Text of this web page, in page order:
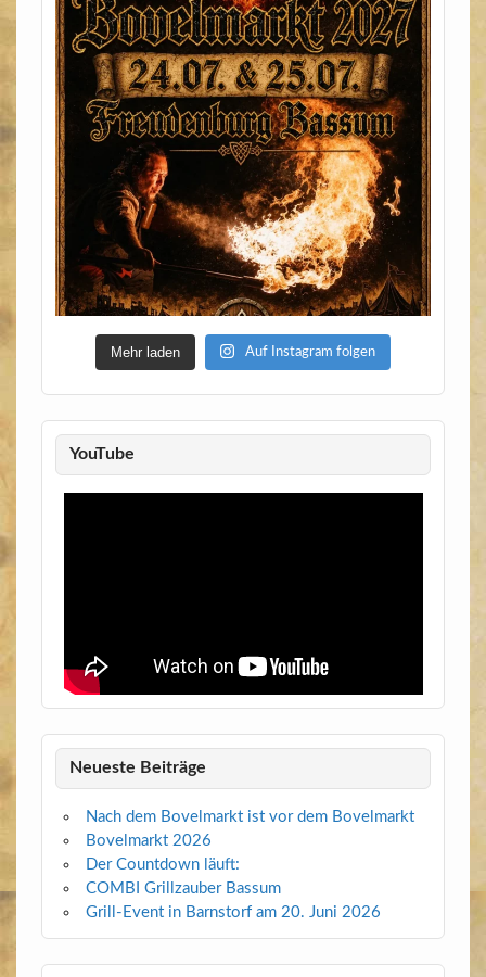
Mehr laden Auf Instagram folgen
YouTube
Neueste Beiträge
Nach dem Bovelmarkt ist vor dem Bovelmarkt
Bovelmarkt 2026
Der Countdown läuft:
COMBI Grillzauber Bassum
Grill-Event in Barnstorf am 20. Juni 2026